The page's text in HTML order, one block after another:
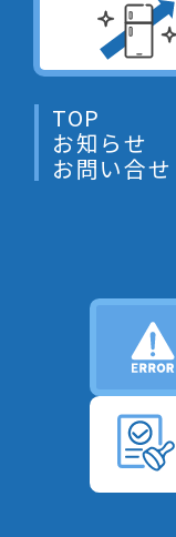
TOP
お知らせ
お問い合せ